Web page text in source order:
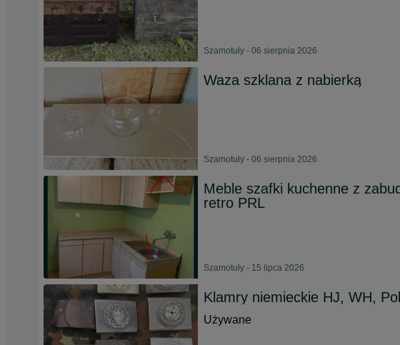
Szamotuły - 06 sierpnia 2026
Waza szklana z nabierką
Szamotuły - 06 sierpnia 2026
Meble szafki kuchenne z
retro PRL
Szamotuły - 15 lipca 2026
Klamry niemieckie HJ, WH,
Używane